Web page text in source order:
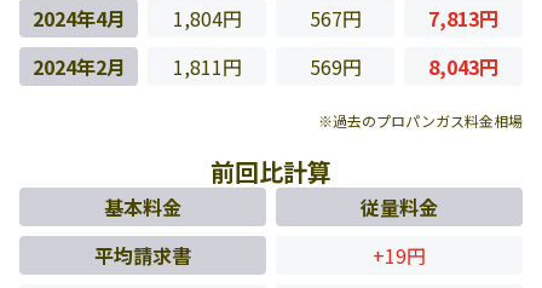
2024年4月
1,804円 567円
7,813円
2024年2月
1,811円 569円 8,043円
※過去のプロパンガス料金相場
前回比計算
基本料金
従量料金
平均請求書
+19円